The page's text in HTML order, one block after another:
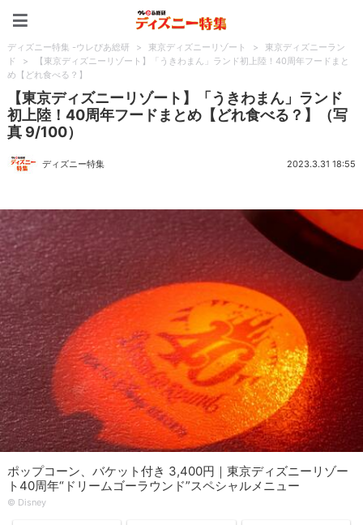
ディズニー特集 -ウレぴあ総研 > 東京ディズニーリゾート >
東京ディズニーラン
ド
>
【東京ディズニーリゾート】「うきわまん」ランド初上陸！40周年フードまと
め【どれ食べる？】
【東京ディズニーリゾート】「うきわまん」ランド
初上陸！40周年フードまとめ【どれ食べる？】（写
真 9/100）
ディズニー特集 2023.3.31 18:55
ポップコーン、バケット付き 3,400円｜東京ディズニーリゾー
ト40周年“ドリームゴーラウンド”スペシャルメニュー
©︎ Disney